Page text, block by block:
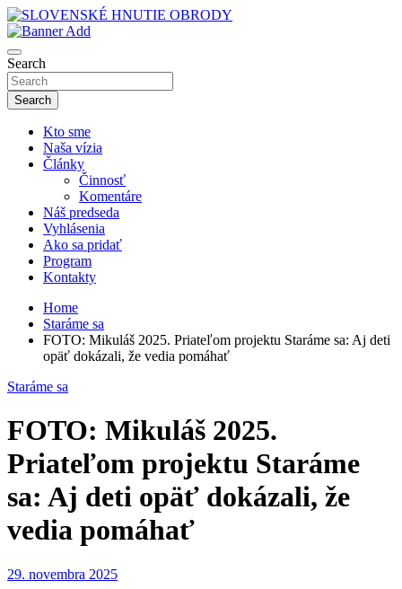
Skip
to
content
SLOVENSKÉ HNUTIE OBRODY
Search
Search
Kto sme
Naša vízia
Články
Činnosť
Komentáre
Náš predseda
Vyhlásenia
Ako sa pridať
Program
Kontakty
Home
Staráme sa
FOTO: Mikuláš 2025. Priateľom projektu Staráme sa: Aj deti
opäť dokázali, že vedia pomáhať
Staráme sa
FOTO: Mikuláš 2025.
Priateľom projektu Staráme
sa: Aj deti opäť dokázali, že
vedia pomáhať
29. novembra 2025